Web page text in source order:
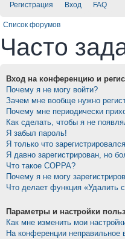
Регистрация Вход FAQ
Список форумов
Часто
Вход на конференцию и
Почему я не могу войти?
Зачем мне вообще нужно
Почему мне периодически
Как сделать, чтобы я не
Я забыл пароль!
Я только что
Я давно зарегистрирован, но
Что такое COPPA?
Почему я не могу
Что делает функция «Удалить
Параметры и настройки
Как мне изменить мои
На конференции неправильное